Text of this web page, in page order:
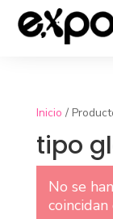
Inicio /
tipo
No se